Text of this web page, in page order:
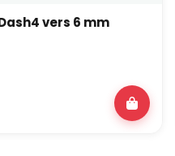
vers 6 mm